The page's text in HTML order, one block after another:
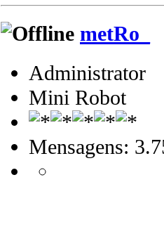
metRo_
Administrator
Mini Robot
Mensagens: